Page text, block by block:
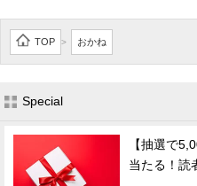
TOP > おかね
Special
【抽選で
当たる！読